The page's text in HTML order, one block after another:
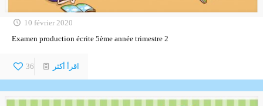
10 février 2020
Examen production écrite 5ème année trimestre 2
36 اقرأ أكثر